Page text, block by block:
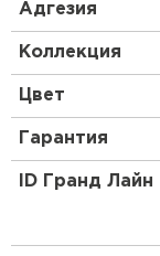
Вашего дома.
Modern
ландшафтом,
стилем самого
Адгезия
Коллекция
Цвет
Гарантия
ID Гранд Лайн